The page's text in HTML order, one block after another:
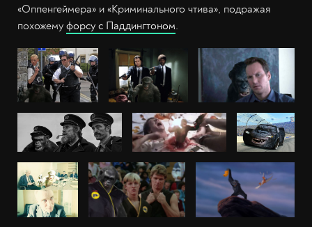
«Оппенгеймера» и «Криминального чтива», подражая
похожему форсу с Паддингтоном.